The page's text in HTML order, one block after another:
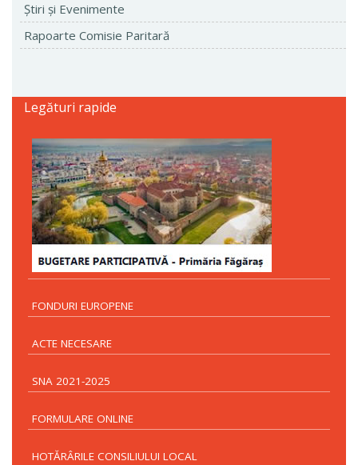
Ştiri şi Evenimente
Rapoarte Comisie Paritară
Legături rapide
FONDURI EUROPENE
ACTE NECESARE
SNA 2021-2025
FORMULARE ONLINE
HOTĂRÂRILE CONSILIULUI LOCAL